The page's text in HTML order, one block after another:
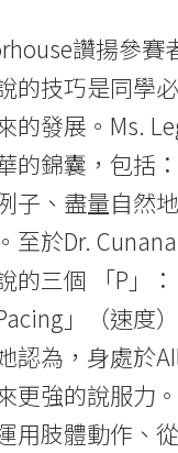
讚揚參賽
的技巧是同學
的發展。Ms.
的錦囊，包括
子、盡量自然
至於Dr.
的三個 「P」
」（速度）
認為，身處於
更強的說服力
用肢體動作、